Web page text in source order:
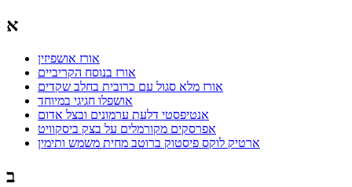
א
אורז אושפיזין
אורז בנוסח הקריביים
אורז מלא סגול עם כרובית בחלב שקדים
אושפלו חגיגי במיוחד
אנטיפסטי דלעת ערמונים ובצל אדום
אפרסקים מקורמלים על בצק ביסקוויט
ארטיק לוקס פיסטוק ברוטב מחית משמש ותימין
ב